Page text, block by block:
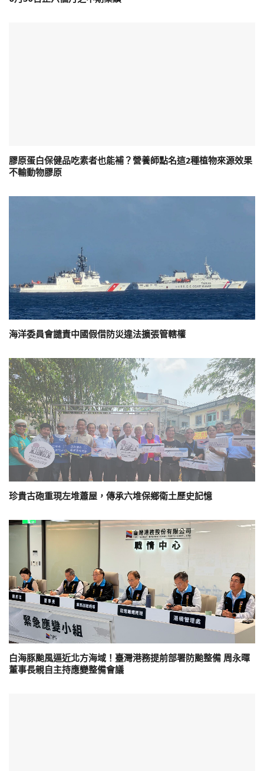
膠原蛋白保健品吃素者也能補？營養師點名這2種植物來源效果
不輸動物膠原
海洋委員會譴責中國假借防災違法擴張管轄權
珍貴古砲重現左堆蕭屋，傳承六堆保鄉衛土歷史記憶
白海豚颱風逼近北方海域！臺灣港務提前部署防颱整備 周永暉
董事長親自主持應變整備會議